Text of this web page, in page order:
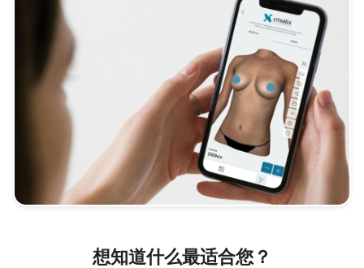
想知道什么最适合您？